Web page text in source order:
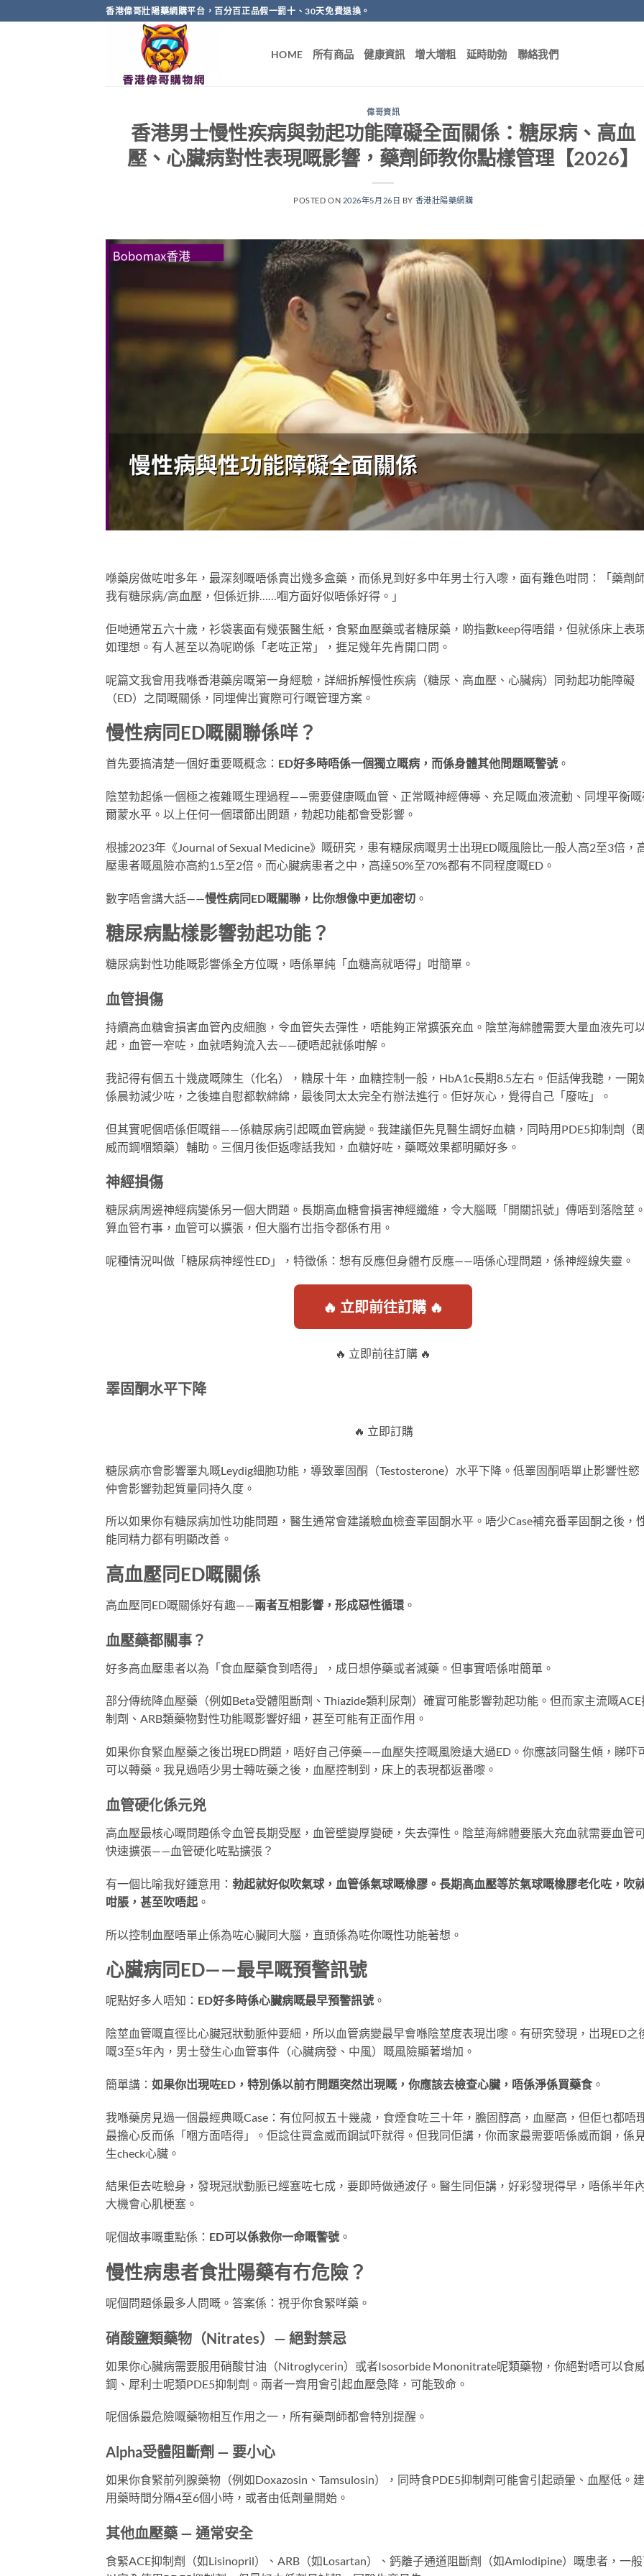
to
香港偉哥壯陽藥網購平台，百分百正品假一罰十、30天免費退換。
HOME 所有商品 健康資訊 增大增粗 延時助勃 聯絡我們
偉哥資訊
香港男士慢性疾病與勃起功能障礙全面關係：糖尿病、高血
壓、心臟病對性表現嘅影響，藥劑師教你點樣管理【2026】
POSTED ON 2026年5月26日 BY 香港壯陽藥網購
喺藥房做咗咁多年，最深刻嘅唔係賣岀幾多盒藥，而係見到好多中年男士行入嚟，面有難色咁問：「藥劑
我有糖尿病/高血壓，但係近排……嗰方面好似唔係好得。」
佢哋通常五六十歲，衫袋裏面有幾張醫生紙，食緊血壓藥或者糖尿藥，啲指數keep得唔錯，但就係床上表
如理想。有人甚至以為呢啲係「老咗正常」，捱足幾年先肯開口問。
呢篇文我會用我喺香港藥房嘅第一身經驗，詳細拆解慢性疾病（糖尿、高血壓、心臟病）同勃起功能障礙
（ED）之間嘅關係，同埋俾岀實際可行嘅管理方案。
慢性病同ED嘅關聯係咩？
首先要搞清楚一個好重要嘅概念： ED好多時唔係一個獨立嘅病，而係身體其他問題嘅警號 。
陰莖勃起係一個極之複雜嘅生理過程——需要健康嘅血管、正常嘅神經傳導、充足嘅血液流動、同埋平衡
爾蒙水平。以上任何一個環節出問題，勃起功能都會受影響。
根據2023年《Journal of Sexual Medicine》嘅研究，患有糖尿病嘅男士出現ED嘅風險比一般人高2至3倍，
壓患者嘅風險亦高約1.5至2倍。而心臟病患者之中，高達50%至70%都有不同程度嘅ED。
數字唔會講大話——慢性病同ED嘅關聯，比你想像中更加密切 。
糖尿病點樣影響勃起功能？
糖尿病對性功能嘅影響係全方位嘅，唔係單純「血糖高就唔得」咁簡單。
血管損傷
持續高血糖會損害血管內皮細胞，令血管失去彈性，唔能夠正常擴張充血。陰莖海綿體需要大量血液先可
起，血管一窄咗，血就唔夠流入去——硬唔起就係咁解。
我記得有個五十幾歲嘅陳生（化名），糖尿十年，血糖控制一般，HbA1c長期8.5左右。佢話俾我聽，一開
係晨勃減少咗，之後連自慰都軟綿綿，最後同太太完全冇辦法進行。佢好灰心，覺得自己「廢咗」。
但其實呢個唔係佢嘅錯——係糖尿病引起嘅血管病變。我建議佢先見醫生調好血糖，同時用PDE5抑制劑（
威而鋼嗰類藥）輔助。三個月後佢返嚟話我知，血糖好咗，藥嘅效果都明顯好多。
神經損傷
糖尿病周邊神經病變係另一個大問題。長期高血糖會損害神經纖維，令大腦嘅「開關訊號」傳唔到落陰莖
算血管冇事，血管可以擴張，但大腦冇岀指令都係冇用。
呢種情況叫做「糖尿病神經性ED」，特徵係：想有反應但身體冇反應——唔係心理問題，係神經線失靈。
🔥 立即前往訂購 🔥
🔥 立即前往訂購 🔥
睪固酮水平下降
🔥 立即訂購
糖尿病亦會影響睪丸嘅Leydig細胞功能，導致睪固酮（Testosterone）水平下降。低睪固酮唔單止影響性慾
仲會影響勃起質量同持久度。
所以如果你有糖尿病加性功能問題，醫生通常會建議驗血檢查睪固酮水平。唔少Case補充番睪固酮之後，
能同精力都有明顯改善。
高血壓同ED嘅關係
高血壓同ED嘅關係好有趣——兩者互相影響，形成惡性循環 。
血壓藥都關事？
好多高血壓患者以為「食血壓藥食到唔得」，成日想停藥或者減藥。但事實唔係咁簡單。
部分傳統降血壓藥（例如Beta受體阻斷劑、Thiazide類利尿劑）確實可能影響勃起功能。但而家主流嘅ACE
制劑、ARB類藥物對性功能嘅影響好細，甚至可能有正面作用。
如果你食緊血壓藥之後岀現ED問題，唔好自己停藥——血壓失控嘅風險遠大過ED。你應該同醫生傾，睇吓
可以轉藥。我見過唔少男士轉咗藥之後，血壓控制到，床上的表現都返番嚟。
血管硬化係元兇
高血壓最核心嘅問題係令血管長期受壓，血管壁變厚變硬，失去彈性。陰莖海綿體要脹大充血就需要血管
快速擴張——血管硬化咗點擴張？
有一個比喻我好鍾意用： 勃起就好似吹氣球，血管係氣球嘅橡膠。長期高血壓等於氣球嘅橡膠老化咗，吹
咁脹，甚至吹唔起 。
所以控制血壓唔單止係為咗心臟同大腦，直頭係為咗你嘅性功能著想。
心臟病同ED——最早嘅預警訊號
呢點好多人唔知： ED好多時係心臟病嘅最早預警訊號 。
陰莖血管嘅直徑比心臟冠狀動脈仲要細，所以血管病變最早會喺陰莖度表現岀嚟。有研究發現，岀現ED之
嘅3至5年內，男士發生心血管事件（心臟病發、中風）嘅風險顯著增加。
簡單講： 如果你岀現咗ED，特別係以前冇問題突然岀現嘅，你應該去檢查心臟，唔係淨係買藥食。
我喺藥房見過一個最經典嘅Case：有位阿叔五十幾歲，食煙食咗三十年，膽固醇高，血壓高，但佢乜都唔
最擔心反而係「嗰方面唔得」。佢諗住買盒威而鋼試吓就得。但我同佢講，你而家最需要唔係威而鋼，係
生check心臟。
結果佢去咗驗身，發現冠狀動脈已經塞咗七成，要即時做通波仔。醫生同佢講，好彩發現得早，唔係半年
大機會心肌梗塞。
呢個故事嘅重點係： ED可以係救你一命嘅警號 。
慢性病患者食壯陽藥有冇危險？
呢個問題係最多人問嘅。答案係：視乎你食緊咩藥。
硝酸鹽類藥物（Nitrates）— 絕對禁忌
如果你心臟病需要服用硝酸甘油（Nitroglycerin）或者Isosorbide Mononitrate呢類藥物，你絕對唔可以食
鋼、犀利士呢類PDE5抑制劑。兩者一齊用會引起血壓急降，可能致命。
呢個係最危險嘅藥物相互作用之一，所有藥劑師都會特別提醒。
Alpha受體阻斷劑 — 要小心
如果你食緊前列腺藥物（例如Doxazosin、Tamsulosin），同時食PDE5抑制劑可能會引起頭暈、血壓低。
用藥時間分隔4至6個小時，或者由低劑量開始。
其他血壓藥 — 通常安全
食緊ACE抑制劑（如Lisinopril）、ARB（如Losartan）、鈣離子通道阻斷劑（如Amlodipine）嘅患者，一